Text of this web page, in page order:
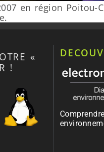
en région Poitou-
«
!